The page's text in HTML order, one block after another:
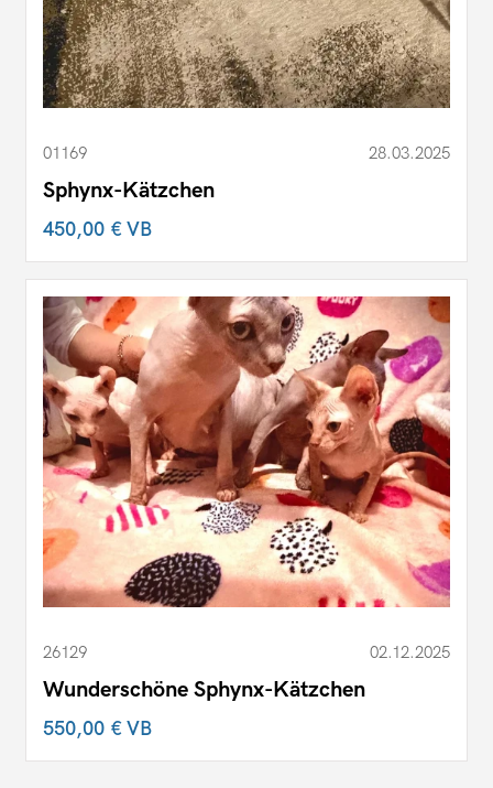
01169 28.03.2025
Sphynx-Kätzchen
450,00 €VB
26129 02.12.2025
Wunderschöne Sphynx-Kätzchen
550,00 €VB